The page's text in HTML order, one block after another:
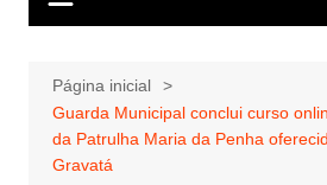
Página inicial
Guarda Municipal conclui curso
da Patrulha Maria da Penha
Gravatá